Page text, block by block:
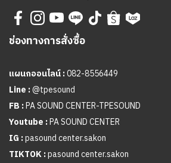
ช่องทางการสั่งซื้อ
แผนกออนไลน์ :082-8556449
Line :@tpesound
FB :PA SOUND CENTER-TPESOUND
Youtube :PA SOUND CENTER
IG :pasound center.sakon
TIKTOK :pasound center.sakon